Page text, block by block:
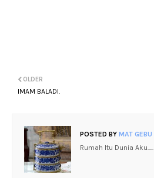
OLDER
IMAM BALADI.
POSTED BY MAT GEBU
Rumah Itu Dunia Aku.....